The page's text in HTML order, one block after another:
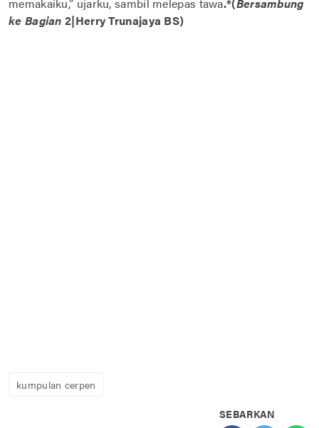
ke Bagian 2|Herry Trunajaya BS)
kumpulan cerpen
SEBARKAN